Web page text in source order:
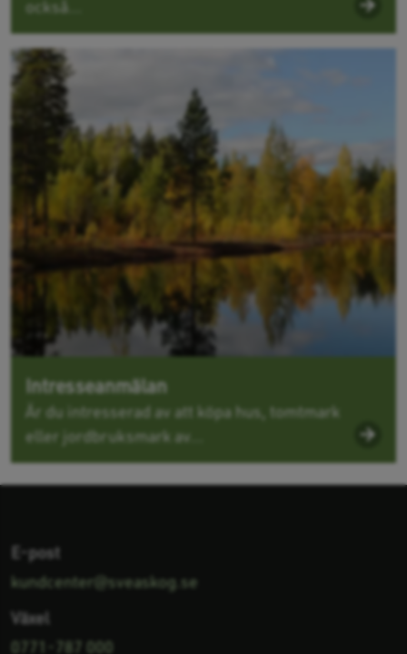
också...
Intresseanmälan
Är du intresserad av att köpa hus, tomtmark
eller jordbruksmark av...
E-post
kundcenter@sveaskog.se
Växel
0771-787 000